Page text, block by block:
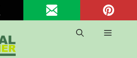
Menu